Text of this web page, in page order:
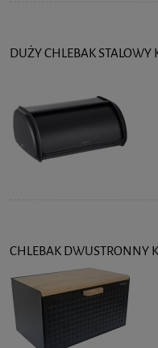
DUŻY CHLEBAK STALOWY
CHLEBAK DWUSTRONNY